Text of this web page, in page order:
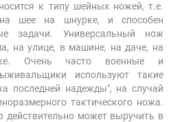
к типу шейных ножей, т.е.
шее на шнурке, и способен
задачи. Универсальный нож
на улице, в машине, на даче, на
Очень часто военные и
используют такие
последней надежды", на случай
тактического ножа.
действительно может выручить в